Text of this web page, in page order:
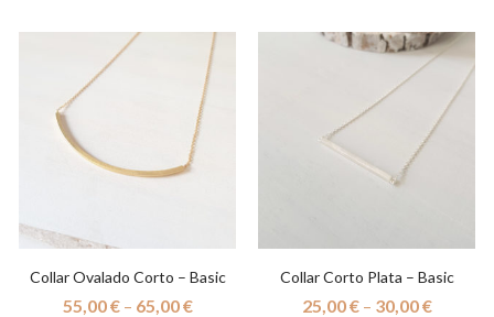
Collar Ovalado Corto – Basic
55,00€– 65,00€
Collar Corto Plata – Basic
25,00€– 30,00€